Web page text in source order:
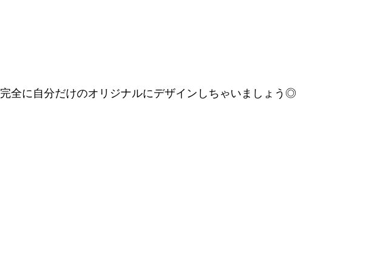
完全に自分だけのオリジナルにデザインしちゃいましょう◎